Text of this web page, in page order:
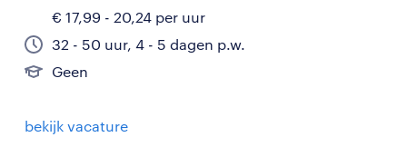
€ 17,99 - 20,24 per uur
32 - 50 uur, 4 - 5 dagen p.w.
Geen
bekijk vacature